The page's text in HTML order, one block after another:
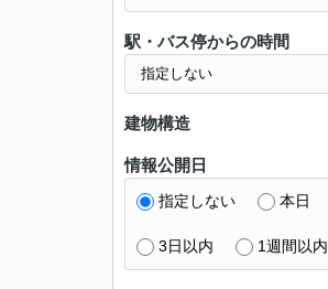
駅・バス停からの時間
建物構造
情報公開日
指定しない 本日
3日以内 1週間以内